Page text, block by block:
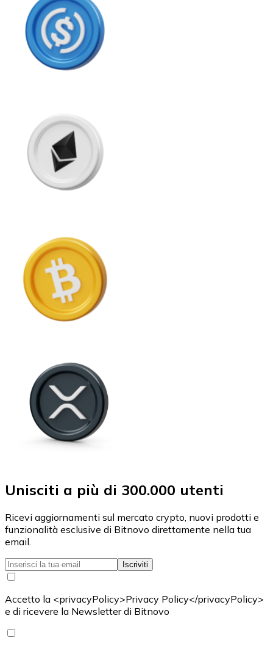
Unisciti a più di 300.000 utenti
Ricevi aggiornamenti sul mercato crypto, nuovi prodotti e
funzionalità esclusive di Bitnovo direttamente nella tua
email.
Iscriviti
Accetto la <privacyPolicy>Privacy Policy</privacyPolicy>
e di ricevere la Newsletter di Bitnovo